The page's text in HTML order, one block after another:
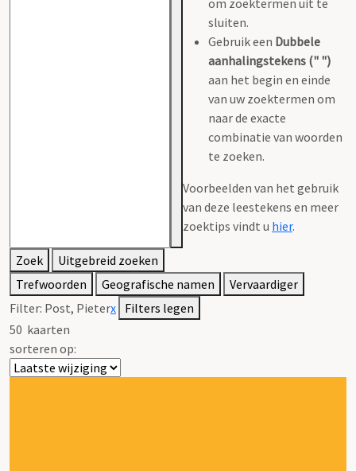
sluiten.
Gebruik een Dubbele
aanhalingstekens (" ")
aan het begin en einde
van uw zoektermen om
naar de exacte
combinatie van woorden
te zoeken.
Voorbeelden van het gebruik
van deze leestekens en meer
zoektips vindt u hier.
Zoek
Uitgebreid zoeken
Trefwoorden
Geografische namen
Vervaardiger
Filter: Post, Pieterx Filters legen
50 kaarten
sorteren op: